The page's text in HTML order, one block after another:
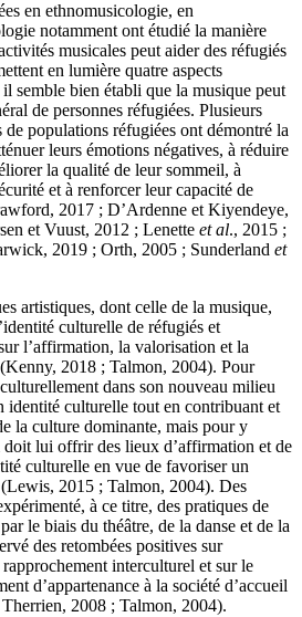
en ethnomusicologie, en
notamment ont étudié la manière
musicales peut aider des réfugiés
en lumière quatre aspects
semble bien établi que la musique peut
de personnes réfugiées. Plusieurs
de populations réfugiées ont démontré la
leurs émotions négatives, à réduire
la qualité de leur sommeil, à
et à renforcer leur capacité de
2017 ; D’Ardenne et Kiyendeye,
et Vuust, 2012 ; Lenette et al., 2015 ;
2019 ; Orth, 2005 ; Sunderland et
artistiques, dont celle de la musique,
culturelle de réfugiés et
l’affirmation, la valorisation et la
2018 ; Talmon, 2004). Pour
dans son nouveau milieu
culturelle tout en contribuant et
la culture dominante, mais pour y
doit lui offrir des lieux d’affirmation et de
culturelle en vue de favoriser un
2015 ; Talmon, 2004). Des
à ce titre, des pratiques de
le biais du théâtre, de la danse et de la
des retombées positives sur
interculturel et sur le
d’appartenance à la société d’accueil
2008 ; Talmon, 2004).